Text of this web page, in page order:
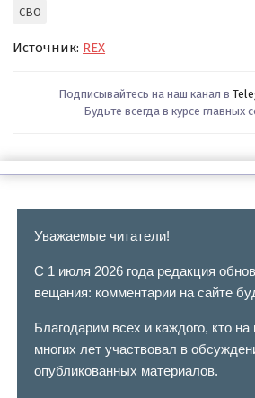
СВО
Источник: REX
Подписывайтесь на наш канал в
Будьте всегда в курсе главных
Уважаемые читатели!
С 1 июля 2026 года редакция
вещания: комментарии на сайте
Благодарим всех и каждого, кто на
многих лет участвовал в
опубликованных материалов.